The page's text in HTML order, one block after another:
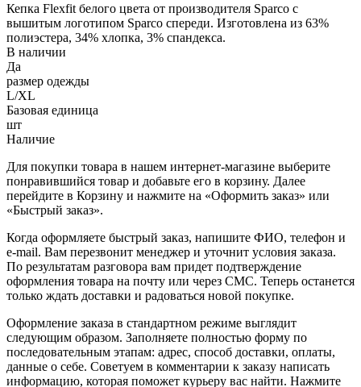
Кепка Flexfit белого цвета от производителя Sparco с
вышитым логотипом Sparco спереди. Изготовлена из 63%
полиэстера, 34% хлопка, 3% спандекса.
В наличии
Да
размер одежды
L/XL
Базовая единица
шт
Наличие
Для покупки товара в нашем интернет-магазине выберите
понравившийся товар и добавьте его в корзину. Далее
перейдите в Корзину и нажмите на «Оформить заказ» или
«Быстрый заказ».
Когда оформляете быстрый заказ, напишите ФИО, телефон и
e-mail. Вам перезвонит менеджер и уточнит условия заказа.
По результатам разговора вам придет подтверждение
оформления товара на почту или через СМС. Теперь останется
только ждать доставки и радоваться новой покупке.
Оформление заказа в стандартном режиме выглядит
следующим образом. Заполняете полностью форму по
последовательным этапам: адрес, способ доставки, оплаты,
данные о себе. Советуем в комментарии к заказу написать
информацию, которая поможет курьеру вас найти. Нажмите